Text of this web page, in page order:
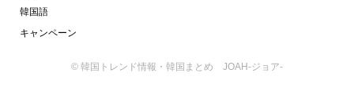
韓国語
キャンペーン
© 韓国トレンド情報・韓国まとめ JOAH-ジョア-